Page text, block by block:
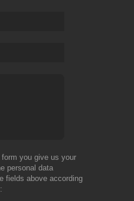
you give us your
personal data
fields above according